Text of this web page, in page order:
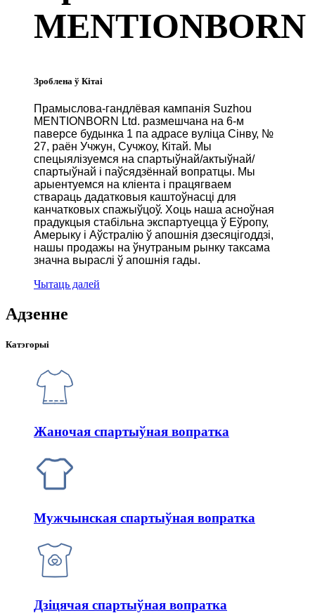
MENTIONBORN
Зроблена ў Кітаі
Прамыслова-гандлёвая кампанія Suzhou
MENTIONBORN Ltd. размешчана на 6-м
паверсе будынка 1 па адрасе вуліца Сінву, №
27, раён Учжун, Сучжоу, Кітай. Мы
спецыялізуемся на спартыўнай/актыўнай/
спартыўнай і паўсядзённай вопратцы. Мы
арыентуемся на кліента і працягваем
ствараць дадатковыя каштоўнасці для
канчатковых спажыўцоў. Хоць наша асноўная
прадукцыя стабільна экспартуецца ў Еўропу,
Амерыку і Аўстралію ў апошнія дзесяцігоддзі,
нашы продажы на ўнутраным рынку таксама
значна выраслі ў апошнія гады.
Чытаць далей
Адзенне
Катэгорыі
Жаночая спартыўная вопратка
Мужчынская спартыўная вопратка
Дзіцячая спартыўная вопратка